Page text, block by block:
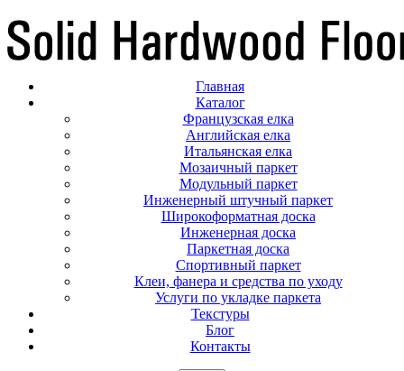
Главная
Каталог
Французская елка
Английская елка
Итальянская елка
Мозаичный паркет
Модульный паркет
Инженерный штучный паркет
Широкоформатная доска
Инженерная доска
Паркетная доска
Спортивный паркет
Клеи, фанера и средства по уходу
Услуги по укладке паркета
Текстуры
Блог
Контакты